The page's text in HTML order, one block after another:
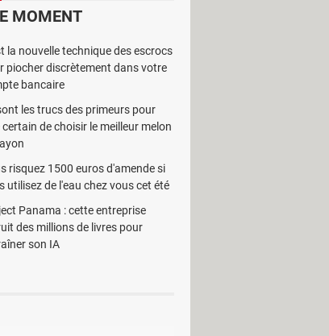
A titre d’illustration, il peut
de dresser une liste noire
de ressources en mémoire
MOMENT
la nouvelle technique des escrocs
piocher discrètement dans votre
bancaire
les trucs des primeurs pour
certain de choisir le meilleur melon
risquez 1500 euros d'amende si
utilisez de l'eau chez vous cet été
Panama : cette entreprise
des millions de livres pour
son IA